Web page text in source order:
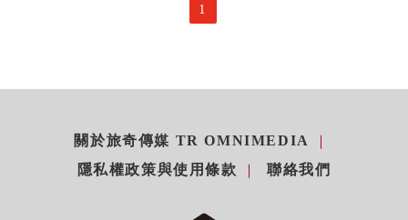
1
關於旅奇傳媒 TR OMNIMEDIA
隱私權政策與使用條款
聯絡我們